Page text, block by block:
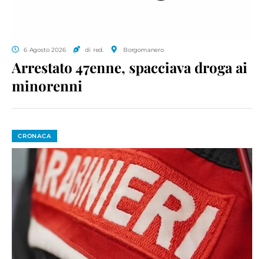
6 Agosto 2026 di red. Borgomanero
Arrestato 47enne, spacciava droga ai
minorenni
CRONACA